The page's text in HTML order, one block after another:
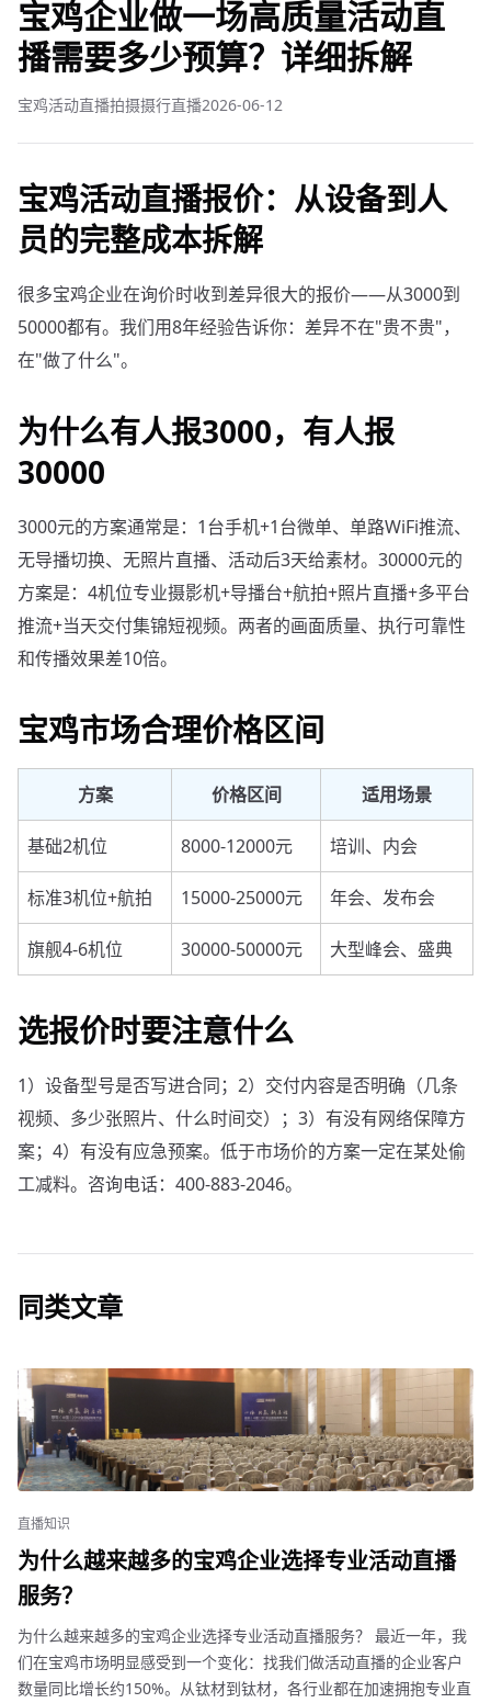
宝鸡企业做一场高质量活动直
播需要多少预算？详细拆解
宝鸡活动直播拍摄摄行直播2026-06-12
宝鸡活动直播报价：从设备到人
员的完整成本拆解
很多宝鸡企业在询价时收到差异很大的报价——从3000到
50000都有。我们用8年经验告诉你：差异不在"贵不贵"，
在"做了什么"。
为什么有人报3000，有人报
30000
3000元的方案通常是：1台手机+1台微单、单路WiFi推流、
无导播切换、无照片直播、活动后3天给素材。30000元的
方案是：4机位专业摄影机+导播台+航拍+照片直播+多平台
推流+当天交付集锦短视频。两者的画面质量、执行可靠性
和传播效果差10倍。
宝鸡市场合理价格区间
方案 价格区间 适用场景
基础2机位 8000-12000元 培训、内会
标准3机位+航拍 15000-25000元 年会、发布会
旗舰4-6机位 30000-50000元 大型峰会、盛典
选报价时要注意什么
1）设备型号是否写进合同；2）交付内容是否明确（几条
视频、多少张照片、什么时间交）；3）有没有网络保障方
案；4）有没有应急预案。低于市场价的方案一定在某处偷
工减料。咨询电话：400-883-2046。
同类文章
直播知识
为什么越来越多的宝鸡企业选择专业活动直播
服务？
为什么越来越多的宝鸡企业选择专业活动直播服务？ 最近一年，我
们在宝鸡市场明显感受到一个变化：找我们做活动直播的企业客户
数量同比增长约150%。从钛材到钛材，各行业都在加速拥抱专业直